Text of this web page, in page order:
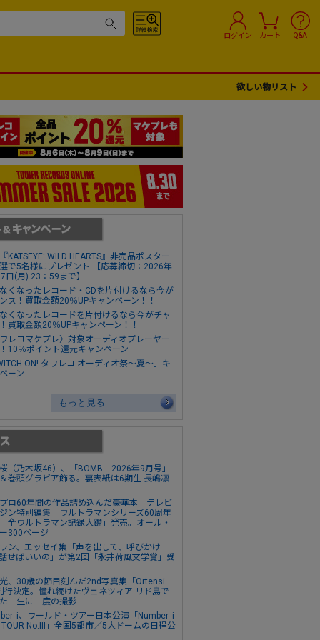
ログイン カート Q&A
欲しい物リスト
KATSEYE: WILD HEARTS』非売品ポスター
で5名様にプレゼント 【応募締切：2026年
日(月) 23：59まで】
くなったレコード・CDを片付けるなら今が
ス！買取金額20％UPキャンペーン！！
くなったレコードを片付けるなら今がチャ
買取金額20％UPキャンペーン！！
ワレコマケプレ〉対象オーディオプレーヤー
10％ポイント還元キャンペーン
ON! タワレコ オーディオ祭～夏～」キ
ーン
もっと見る
（乃木坂46）、「BOMB 2026年9月号」
巻頭グラビア飾る。裏表紙は6期生 長嶋凛
ロ60年間の作品詰め込んだ豪華本「テレビ
ン特別編集 ウルトラマンシリーズ60周年
全ウルトラマン記録大鑑」発売。オール・
300ページ
ン、エッセイ集「声を出して、呼びかけ
せばいいの」が第2回「永井荷風文学賞」受
、30歳の節目刻んだ2nd写真集「Ortensi
行決定。憧れ続けたヴェネツィア リド島で
一生に一度の撮影
、ワールド・ツアー日本公演「Number_i
TOUR No.III」全国5都市／5大ドームの日程公